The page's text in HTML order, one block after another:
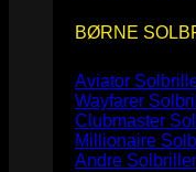
BØRNE
Aviator
Wayfarer
Clubmaster
Millionaire
Andre Solbriller